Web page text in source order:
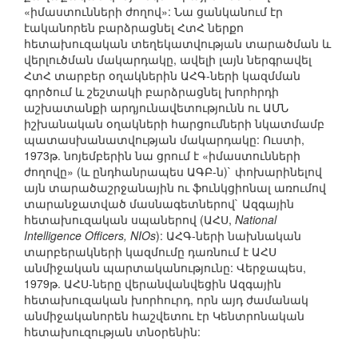
«իմաստունների ժողով»: Նա ցանկանում էր
էականորեն բարձրացնել ՀտՀ ներքո
հետախուզական տեղեկատվության տարածման և
վերլուծման մակարդակը, ավելի լայն ներգրավել
ՀտՀ տարբեր օղակներին ԱՀԳ-ների կազմման
գործում և շեշտակի բարձրացնել խորհրդի
աշխատանքի արդյունավետությունն ու ԱՄՆ
իշխանական օղակների հարցումների նկատմամբ
պատասխանատվության մակարդակը: Ուստի,
1973թ. նոյեմբերին նա ցրում է «իմաստունների
ժողովը» (և ընդհանրապես ԱԳԲ-ն)` փոխարինելով
այն տարածաշրջանային ու ֆունկցիոնալ առումով
տարանջատված մասնագետներով` Ազգային
հետախուզական սպաներով (ԱՀՍ, National
Intelligence Officers, NIOs): ԱՀԳ-ների նախնական
տարբերակների կազմումը դառնում է ԱՀՍ
անմիջական պարտականությունը: Վերջապես,
1979թ. ԱՀՍ-ները վերանվանվեցին Ազգային
հետախուզական խորհուրդ, որն այդ ժամանակ
անմիջականորեն հաշվետու էր Կենտրոնական
հետախուզության տնօրենին: